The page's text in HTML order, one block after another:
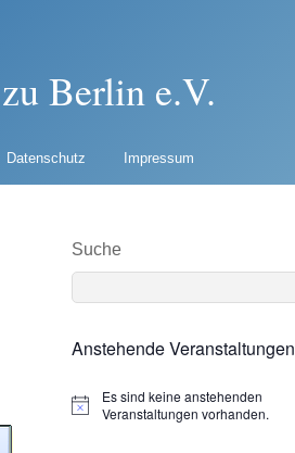
Berlin e.V.
Datenschutz Impressum
Suche
Anstehende Veranstaltungen
N
Es sind keine anstehenden
Veranstaltungen vorhanden.